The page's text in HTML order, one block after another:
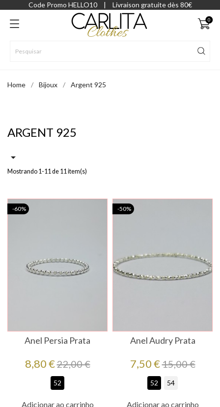
Code Promo HELLO10 | Livraison gratuite dès 80€
0
Home Bijoux Argent 925
ARGENT 925

Mostrando 1-11 de 11 item(s)
Anel Persia Prata
Preço
8,80 €Preço
regular
22,00 €
52
Adicionar ao carrinho
-60%
Anel Audry Prata
Preço
7,50 €Preço
regular
15,00 €
52 54
Adicionar ao carrinho
-50%